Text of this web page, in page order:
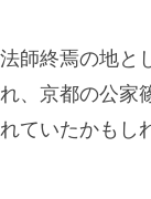
師終焉の地と
、京都の公家
ていたかもし